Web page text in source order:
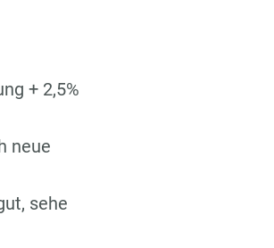
+ 2,5%
neue
sehe